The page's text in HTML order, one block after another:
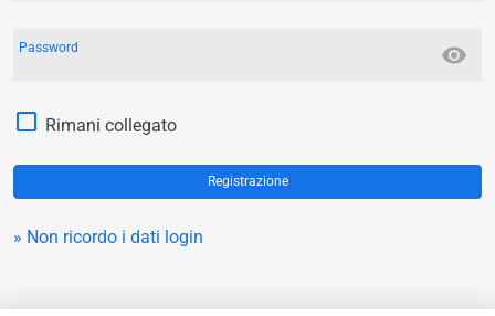
Password visibility
Rimani collegato
Registrazione
» Non ricordo i dati login